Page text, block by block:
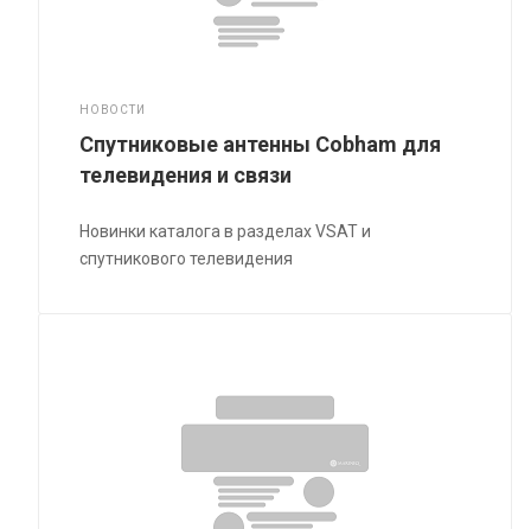
НОВОСТИ
Спутниковые антенны Cobham для
телевидения и связи
Новинки каталога в разделах VSAT и
спутникового телевидения